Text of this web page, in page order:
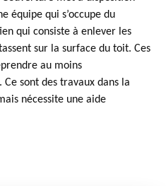
équipe qui s’occupe du
qui consiste à enlever les
sur la surface du toit. Ces
au moins
sont des travaux dans la
nécessite une aide